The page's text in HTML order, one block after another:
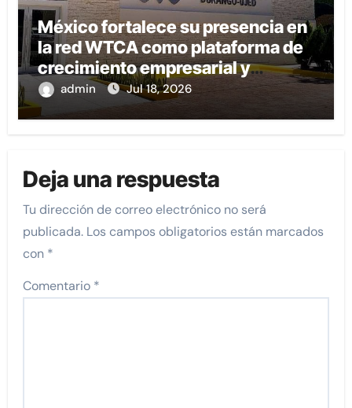
México fortalece su presencia en
la red WTCA como plataforma de
crecimiento empresarial y
conexión internacional
admin Jul 18, 2026
Deja una respuesta
Tu dirección de correo electrónico no será
publicada. Los campos obligatorios están marcados
con *
Comentario *